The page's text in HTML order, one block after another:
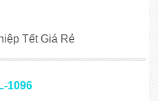
1096
Tết Giá Rẻ